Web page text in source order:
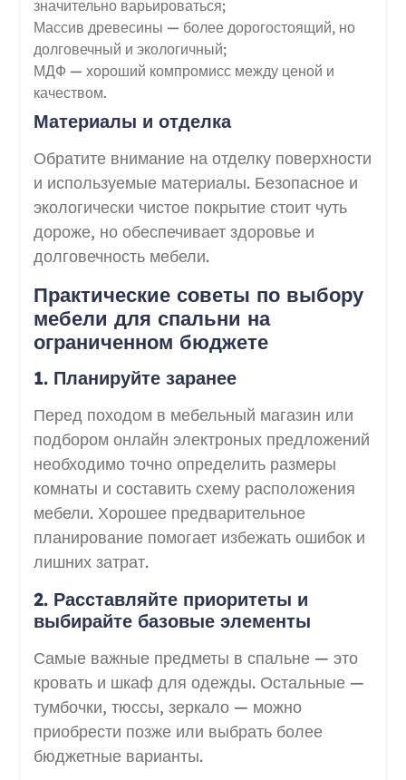
значительно варьироваться;
Массив древесины — более дорогостоящий, но
долговечный и экологичный;
МДФ — хороший компромисс между ценой и
качеством.
Материалы и отделка
Обратите внимание на отделку поверхности
и используемые материалы. Безопасное и
экологически чистое покрытие стоит чуть
дороже, но обеспечивает здоровье и
долговечность мебели.
Практические советы по выбору
мебели для спальни на
ограниченном бюджете
1. Планируйте заранее
Перед походом в мебельный магазин или
подбором онлайн электроных предложений
необходимо точно определить размеры
комнаты и составить схему расположения
мебели. Хорошее предварительное
планирование помогает избежать ошибок и
лишних затрат.
2. Расставляйте приоритеты и
выбирайте базовые элементы
Самые важные предметы в спальне — это
кровать и шкаф для одежды. Остальные —
тумбочки, тюссы, зеркало — можно
приобрести позже или выбрать более
бюджетные варианты.